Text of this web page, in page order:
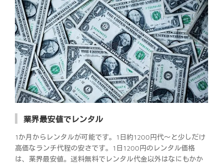
業界最安値でレンタル
1か月からレンタルが可能です。1日約1200円代～と少しだけ
高価なランチ代程の安さです。1日1200円のレンタル価格
は、業界最安値。送料無料でレンタル代金以外はなにもかか